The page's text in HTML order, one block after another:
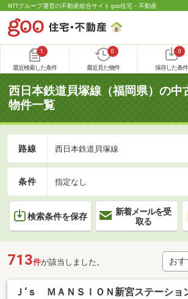
NTTグループ運営の不動産総合サイト goo住宅・不動産
1
最近検索した条件
0
最近見た物件
0
保存した条件
西日本鉄道貝塚線（福岡県）の中
物件一覧
路線 西日本鉄道貝塚線
条件 指定なし
検索条件を保存
新着メールを受
取る
713件が該当しました。
Ｊ‘ｓ ＭＡＮＳＩＯＮ新宮ステーショ